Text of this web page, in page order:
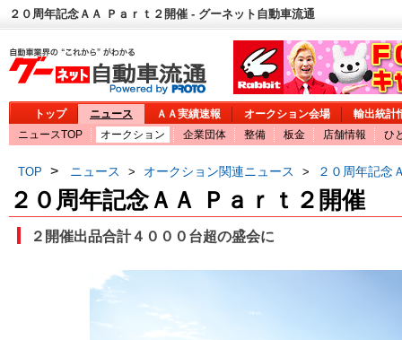
２０周年記念ＡＡ Ｐａｒｔ２開催 - グーネット自動車流通
トップ ニュース ＡＡ実績速報 オークション会場
輸出統計
ニュースTOP
オークション 企業団体 整備 板金 店舗情報 ひ
TOP > ニュース > オークション関連ニュース > ２０周年記念
２０周年記念ＡＡ Ｐａｒｔ２開催
２開催出品合計４０００台超の盛会に